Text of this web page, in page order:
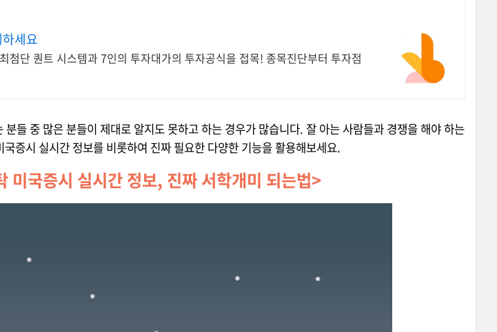
세요
첨단 퀀트 시스템과 7인의 투자대가의 투자공식을 접목! 종목진단부터 투자점
들 중 많은 분들이 제대로 알지도 못하고 하는 경우가 많습니다. 잘 아는 사람들과 경쟁을 해야 하는
증시 실시간 정보를 비롯하여 진짜 필요한 다양한 기능을 활용해보세요.
미국증시 실시간 정보, 진짜 서학개미 되는법>